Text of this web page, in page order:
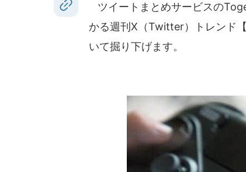
ツイートまとめサービスの
かる週刊X（Twitter）トレンド
いて掘り下げます。